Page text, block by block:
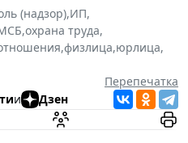
(надзор),ИП,
,охрана труда,
,физлица,юрлица,
Перепечатка
и Дзен